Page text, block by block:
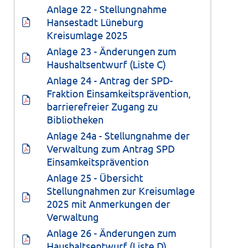
Anlage 22 - Stellungnahme
Hansestadt Lüneburg
Kreisumlage 2025
Anlage 23 - Änderungen zum
Haushaltsentwurf (Liste C)
Anlage 24 - Antrag der SPD-
Fraktion Einsamkeitsprävention,
barrierefreier Zugang zu
Bibliotheken
Anlage 24a - Stellungnahme der
Verwaltung zum Antrag SPD
Einsamkeitsprävention
Anlage 25 - Übersicht
Stellungnahmen zur Kreisumlage
2025 mit Anmerkungen der
Verwaltung
Anlage 26 - Änderungen zum